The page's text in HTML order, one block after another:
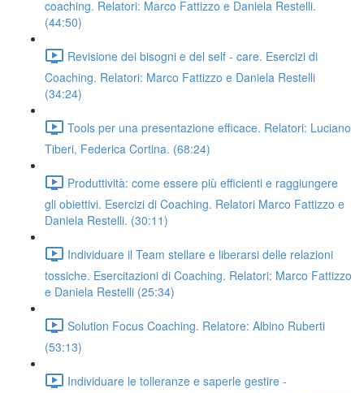
coaching. Relatori: Marco Fattizzo e Daniela Restelli.
(44:50)
Revisione dei bisogni e del self - care. Esercizi di
Coaching. Relatori: Marco Fattizzo e Daniela Restelli
(34:24)
Tools per una presentazione efficace. Relatori: Luciano
Tiberi, Federica Cortina. (68:24)
Produttività: come essere più efficienti e raggiungere
gli obiettivi. Esercizi di Coaching. Relatori Marco Fattizzo e
Daniela Restelli. (30:11)
Individuare il Team stellare e liberarsi delle relazioni
tossiche. Esercitazioni di Coaching. Relatori: Marco Fattizzo
e Daniela Restelli (25:34)
Solution Focus Coaching. Relatore: Albino Ruberti
(53:13)
Individuare le tolleranze e saperle gestire -